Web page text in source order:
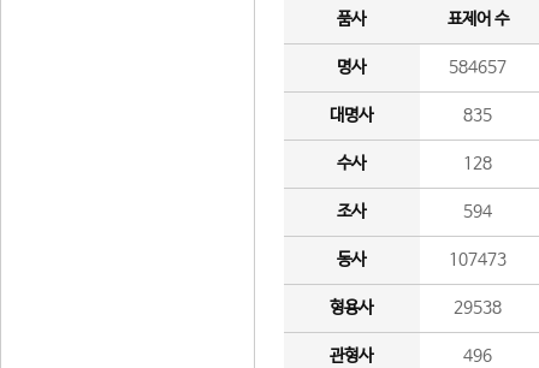
품사 표제어 수
명사 584657
대명사 835
수사 128
조사 594
동사 107473
형용사 29538
관형사 496